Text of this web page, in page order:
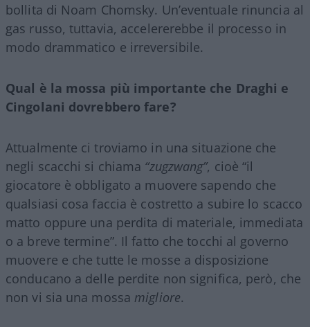
bollita di Noam Chomsky. Un’eventuale rinuncia al
gas russo, tuttavia, accelererebbe il processo in
modo drammatico e irreversibile.
Qual è la mossa più importante che Draghi e
Cingolani dovrebbero fare?
Attualmente ci troviamo in una situazione che
negli scacchi si chiama “zugzwang”, cioè “il
giocatore è obbligato a muovere sapendo che
qualsiasi cosa faccia è costretto a subire lo scacco
matto oppure una perdita di materiale, immediata
o a breve termine”. Il fatto che tocchi al governo
muovere e che tutte le mosse a disposizione
conducano a delle perdite non significa, però, che
non vi sia una mossa migliore.